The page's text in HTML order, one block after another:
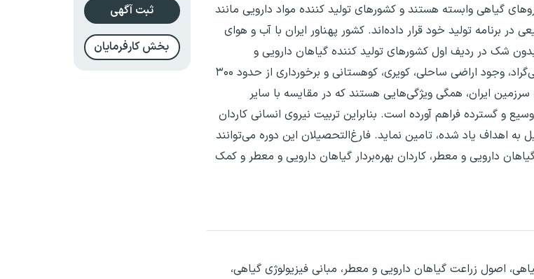
توسعه به داروهای گیاهی وابسته هستند و کشورهای تولید کننده مواد دارویی مانند
برنامه تولید خود قرار داده‌اند. کشور پهناور ایران با آب و هوای
و جامعه غنی (حدود ۸ هزار گونه گیاهی) بدون شک در ردیف اول کشورهای تولید کننده گیاهان دارویی و
فرآورده‌های آن می‌تواند قرار گیرد. وجود اختلاف درجه حرارت ۵۰ درجه سانتی‌گراد،‌ وجود اراضی ساحلی، کویری، کوهستانی و برخورداری از حدود ۳۰۰
ایران، همگی ویژگی‌هایی هستند که در مقایسه با سایر
و گسترده فراهم آورده است. بنابراین تربیت نیروی انسانی کاردان
به اهداف یاد شده، تامین نماید. فارغ‌التحصیلان این دوره می‌توانند
دارویی و معطر، کاردان بهره‌بردار گیاهان دارویی و معطر و کمک
اصول زراعت گیاهان دارویی و معطر، مبانی فیزیولوژی گیاهی،
ثبت آگهی
بخش کارفرمایان